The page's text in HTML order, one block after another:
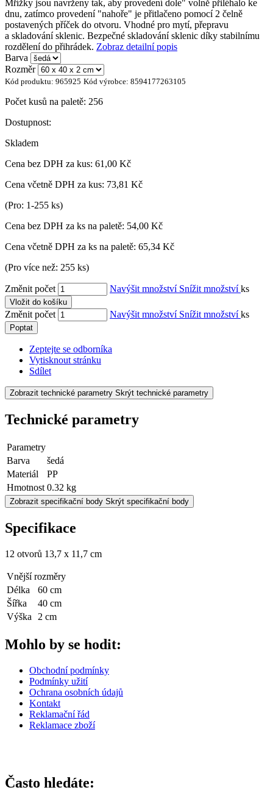
Mřížky jsou navrženy tak, aby provedení dole" volně přiléhalo ke
dnu, zatímco provedení "nahoře" je přitlačeno pomocí 2 čelně
postavených příček do otvoru. Vhodné pro mytí, přepravu
a skladování sklenic. Bezpečné skladování sklenic díky stabilnímu
rozdělení do přihrádek. Zobraz detailní popis
Barva
Rozměr
Kód produktu: 965925 Kód výrobce: 8594177263105
Počet kusů na paletě: 256
Dostupnost:
Skladem
Cena bez DPH za kus: 61,00 Kč
Cena včetně DPH za kus: 73,81 Kč
(Pro: 1-255 ks)
Cena bez DPH za ks na paletě: 54,00 Kč
Cena včetně DPH za ks na paletě: 65,34 Kč
(Pro více než: 255 ks)
Změnit počet Navýšit množství Snížit množstvíks
Vložit do košíku
Změnit počet Navýšit množství Snížit množstvíks
Poptat
Zeptejte se odborníka
Vytisknout stránku
Sdílet
Zobrazit technické parametry Skrýt technické parametry
Technické parametry
Parametry
Barva
šedá
Materiál
PP
Hmotnost 0.32 kg
Zobrazit specifikační body Skrýt specifikační body
Specifikace
12 otvorů 13,7 x 11,7 cm
Vnější rozměry
Délka
60 cm
Šířka
40 cm
Výška
2 cm
Mohlo by se hodit:
Obchodní podmínky
Podmínky užití
Ochrana osobních údajů
Kontakt
Reklamační řád
Reklamace zboží
Často hledáte: